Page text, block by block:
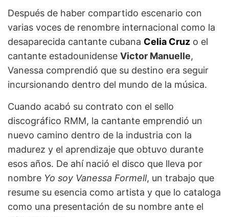
Después de haber compartido escenario con
varias voces de renombre internacional como la
desaparecida cantante cubana Celia Cruz o el
cantante estadounidense Victor Manuelle,
Vanessa comprendió que su destino era seguir
incursionando dentro del mundo de la música.
Cuando acabó su contrato con el sello
discográfico RMM, la cantante emprendió un
nuevo camino dentro de la industria con la
madurez y el aprendizaje que obtuvo durante
esos años. De ahí nació el disco que lleva por
nombre Yo soy Vanessa Formell, un trabajo que
resume su esencia como artista y que lo cataloga
como una presentación de su nombre ante el